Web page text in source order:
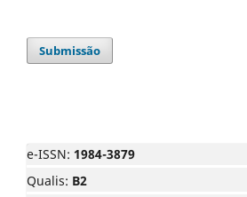
Submissão
e-ISSN: 1984-3879
Qualis: B2